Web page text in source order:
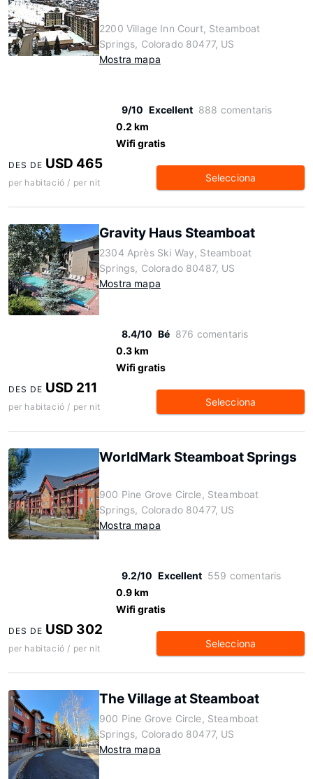
2200 Village Inn Court, Steamboat
Springs, Colorado 80477, US
Mostra mapa
9/10 Excellent 888 comentaris
0.2 km
Wifi gratis
DES DE USD 465
per habitació / per nit Selecciona
Gravity Haus Steamboat
2304 Après Ski Way, Steamboat
Springs, Colorado 80487, US
Mostra mapa
8.4/10 Bé 876 comentaris
0.3 km
Wifi gratis
DES DE USD 211
per habitació / per nit Selecciona
WorldMark Steamboat Springs
900 Pine Grove Circle, Steamboat
Springs, Colorado 80477, US
Mostra mapa
9.2/10 Excellent 559 comentaris
0.9 km
Wifi gratis
DES DE USD 302
per habitació / per nit Selecciona
The Village at Steamboat
900 Pine Grove Circle, Steamboat
Springs, Colorado 80477, US
Mostra mapa